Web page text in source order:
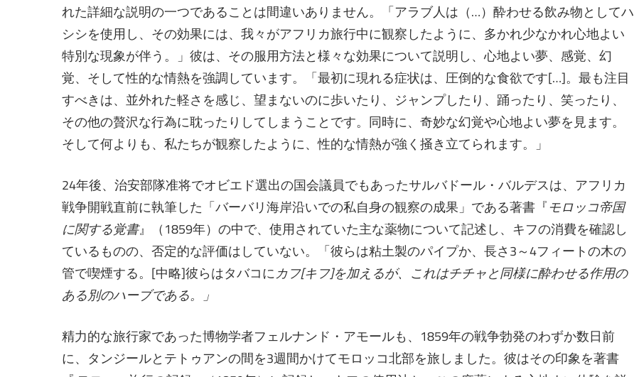
れた詳細な説明の一つであることは間違いありません。「アラブ人は（…）酔わせる飲み物としてハ
シシを使用し、その効果には、我々がアフリカ旅行中に観察したように、多かれ少なかれ心地よい
特別な現象が伴う。」彼は、その服用方法と様々な効果について説明し、心地よい夢、感覚、幻
覚、そして性的な情熱を強調しています。「最初に現れる症状は、圧倒的な食欲です[…]。最も注目
すべきは、並外れた軽さを感じ、望まないのに歩いたり、ジャンプしたり、踊ったり、笑ったり、
その他の贅沢な行為に耽ったりしてしまうことです。同時に、奇妙な幻覚や心地よい夢を見ます。
そして何よりも、私たちが観察したように、性的な情熱が強く掻き立てられます。」
24年後、治安部隊准将でオビエド選出の国会議員でもあったサルバドール・バルデスは、アフリカ
戦争開戦直前に執筆した「バーバリ海岸沿いでの私自身の観察の成果」である著書『モロッコ帝国
に関する覚書』（1859年）の中で、使用されていた主な薬物について記述し、キフの消費を確認し
ているものの、否定的な評価はしていない。「彼らは粘土製のパイプか、長さ3～4フィートの木の
管で喫煙する。[中略]彼らはタバコにカフ[キフ]を加えるが、これはチチャと同様に酔わせる作用の
ある別のハーブである。」
精力的な旅行家であった博物学者フェルナンド・アモールも、1859年の戦争勃発のわずか数日前
に、タンジールとテトゥアンの間を3週間かけてモロッコ北部を旅しました。彼はその印象を著書